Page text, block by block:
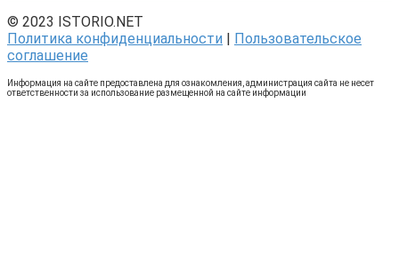
© 2023 ISTORIO.NET
Политика конфиденциальности | Пользовательское
соглашение
Информация на сайте предоставлена для ознакомления, администрация сайта не несет
ответственности за использование размещенной на сайте информации